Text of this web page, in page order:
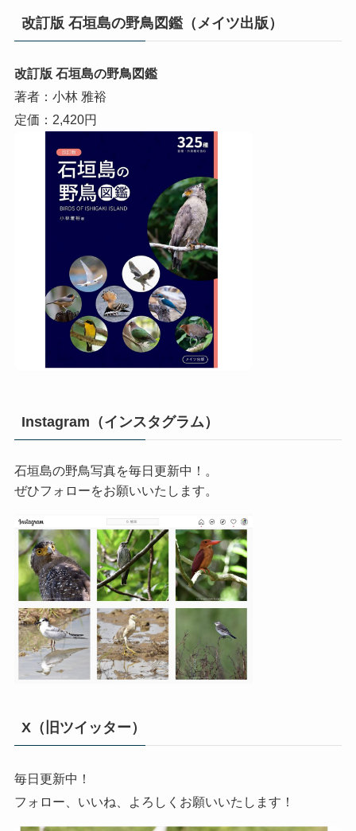
改訂版 石垣島の野鳥図鑑（メイツ出版）
改訂版 石垣島の野鳥図鑑
著者：小林 雅裕
定価：2,420円
Instagram（インスタグラム）
石垣島の野鳥写真を毎日更新中！。
ぜひフォローをお願いいたします。
X（旧ツイッター）
毎日更新中！
フォロー、いいね、よろしくお願いいたします！